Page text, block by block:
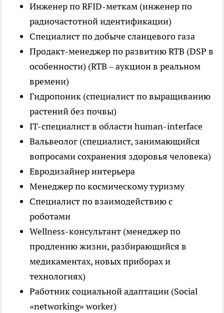
Инженер по RFID-меткам (инженер по
радиочастотной идентификации)
Специалист по добыче сланцевого газа
Продакт-менеджер по развитию RTB (DSP в
особенности) (RTB – аукцион в реальном
времени)
Гидропоник (специалист по выращиванию
растений без почвы)
IT-специалист в области human-interface
Вальвеолог (специалист, занимающийся
вопросами сохранения здоровья человека)
Евродизайнер интерьера
Менеджер по космическому туризму
Специалист по взаимодействию с
роботами
Wellness-консультант (менеджер по
продлению жизни, разбирающийся в
медикаментах, новых приборах и
технологиях)
Работник социальной адаптации (Social
«networking» worker)